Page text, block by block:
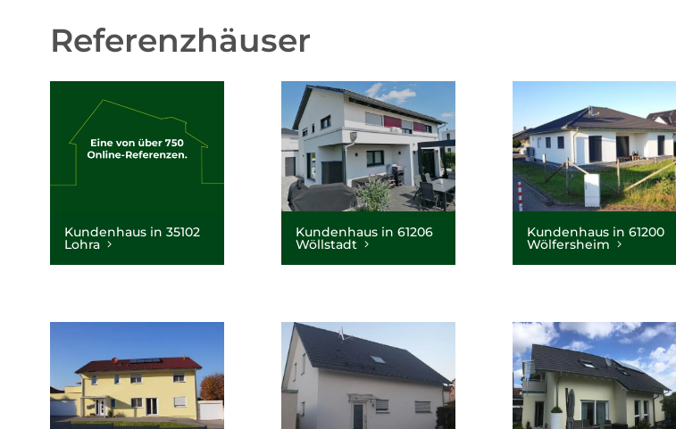
Referenzhäuser
Kundenhaus in 35102
Lohra
Kundenhaus in 61206
Wöllstadt
Kundenhaus in 61200
Wölfersheim